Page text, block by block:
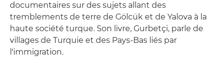
documentaires sur des sujets allant des
tremblements de terre de Gölcük et de Yalova à la
haute société turque. Son livre, Gurbetçi, parle de
villages de Turquie et des Pays-Bas liés par
l'immigration.